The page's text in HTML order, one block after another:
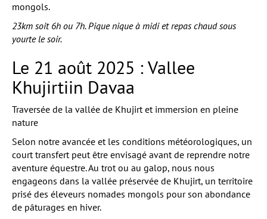
mongols.
23km soit 6h ou 7h. Pique nique à midi et repas chaud sous
yourte le soir.
Le 21 août 2025 : Vallee
Khujirtiin Davaa
Traversée de la vallée de Khujirt et immersion en pleine
nature
Selon notre avancée et les conditions météorologiques, un
court transfert peut être envisagé avant de reprendre notre
aventure équestre. Au trot ou au galop, nous nous
engageons dans la vallée préservée de Khujirt, un territoire
prisé des éleveurs nomades mongols pour son abondance
de pâturages en hiver.